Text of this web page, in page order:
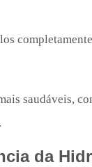
saudáveis,
da